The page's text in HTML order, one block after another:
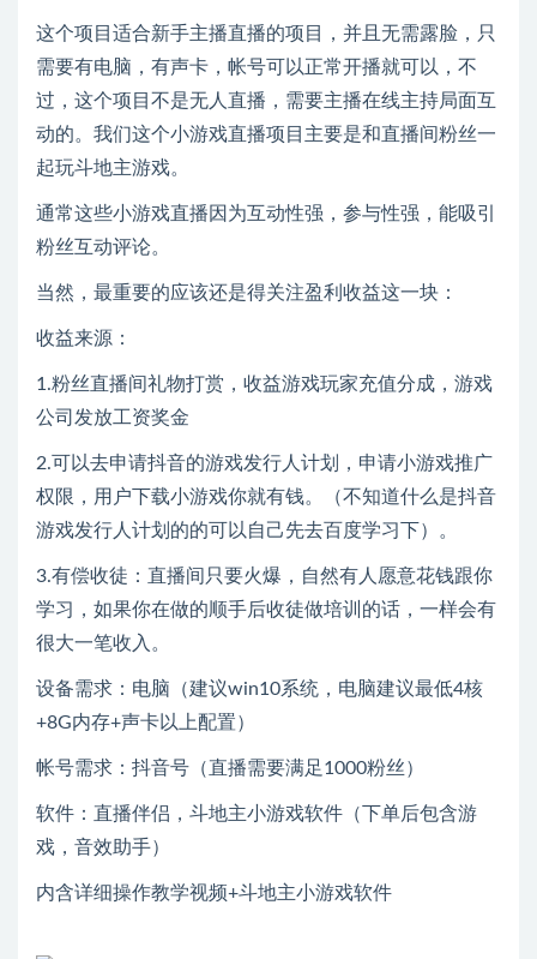
这个项目适合新手主播直播的项目，并且无需露脸，只
需要有电脑，有声卡，帐号可以正常开播就可以，不
过，这个项目不是无人直播，需要主播在线主持局面互
动的。我们这个小游戏直播项目主要是和直播间粉丝一
起玩斗地主游戏。
通常这些小游戏直播因为互动性强，参与性强，能吸引
粉丝互动评论。
当然，最重要的应该还是得关注盈利收益这一块：
收益来源：
1.粉丝直播间礼物打赏，收益游戏玩家充值分成，游戏
公司发放工资奖金
2.可以去申请抖音的游戏发行人计划，申请小游戏推广
权限，用户下载小游戏你就有钱。（不知道什么是抖音
游戏发行人计划的的可以自己先去百度学习下）。
3.有偿收徒：直播间只要火爆，自然有人愿意花钱跟你
学习，如果你在做的顺手后收徒做培训的话，一样会有
很大一笔收入。
设备需求：电脑（建议win10系统，电脑建议最低4核
+8G内存+声卡以上配置）
帐号需求：抖音号（直播需要满足1000粉丝）
软件：直播伴侣，斗地主小游戏软件（下单后包含游
戏，音效助手）
内含详细操作教学视频+斗地主小游戏软件